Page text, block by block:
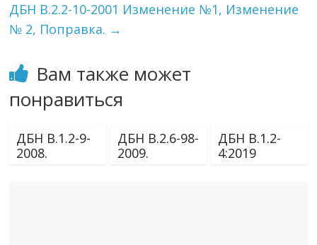
ДБН В.2.2-10-2001 Изменение №1, Изменение
№ 2, Поправка. →
Вам также может
понравиться
ДБН В.1.2-9-
2008.
ДБН В.2.6-98-
2009.
ДБН В.1.2-
4:2019